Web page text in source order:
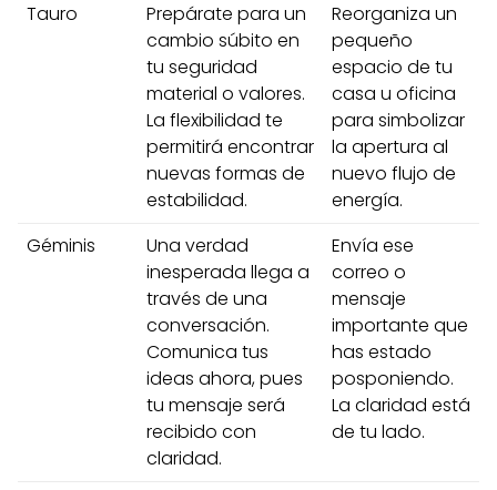
Tauro
Prepárate para un
cambio súbito en
tu seguridad
material o valores.
La flexibilidad te
permitirá encontrar
nuevas formas de
estabilidad.
Reorganiza un
pequeño
espacio de tu
casa u oficina
para simbolizar
la apertura al
nuevo flujo de
energía.
Géminis
Una verdad
inesperada llega a
través de una
conversación.
Comunica tus
ideas ahora, pues
tu mensaje será
recibido con
claridad.
Envía ese
correo o
mensaje
importante que
has estado
posponiendo.
La claridad está
de tu lado.